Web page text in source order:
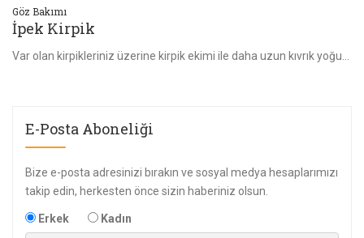
Bölgesel İncelme
G5 Masaj (Selülit Masaj)
Selülit ve masaj tedavilerinde kullanılan G5, 7 aparatlı profesyonel bir masaj cihazının adıdır. Bu masaj cihazının temel görevileri arasında kan
E-Posta Aboneliği
Bize e-posta adresinizi bırakın ve sosyal medya hesaplarımızı
takip edin, herkesten önce sizin haberiniz olsun.
Erkek Kadın